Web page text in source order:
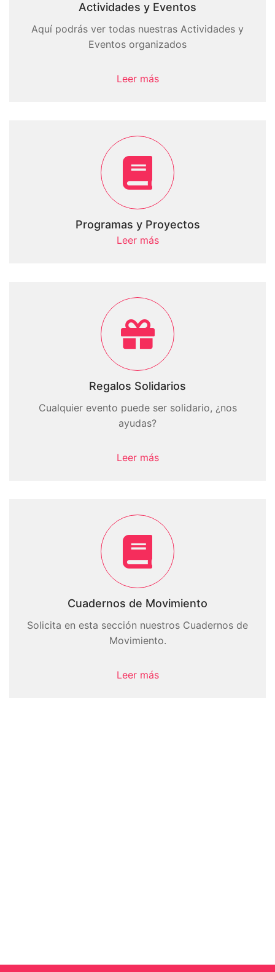
Actividades y Eventos
Aquí podrás ver todas nuestras Actividades y
Eventos organizados
Leer más
Programas y Proyectos
Leer más
Regalos Solidarios
Cualquier evento puede ser solidario, ¿nos
ayudas?
Leer más
Cuadernos de Movimiento
Solicita en esta sección nuestros Cuadernos de
Movimiento.
Leer más